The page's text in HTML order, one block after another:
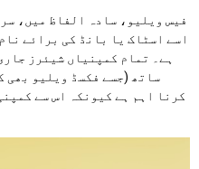
فیس ویلیو، سادہ الفاظ میں،
اسے اسٹاک یا بانڈ کی برائے
ہے۔ تمام کمپنیاں شیئرز
ساتھ (جسے فکسڈ ویلیو بھی
کرنا اہم ہے کیونکہ اس سے